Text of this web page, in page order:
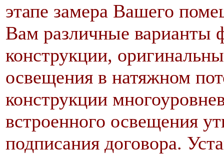
этапе замера Вашего
Вам различные варианты
конструкции,
освещения в натяжном
конструкции
встроенного освещения
подписания договора.